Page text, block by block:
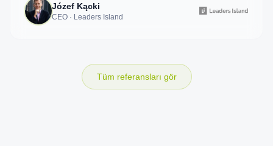
Józef Kącki
CEO · Leaders Island
Tüm referansları gör